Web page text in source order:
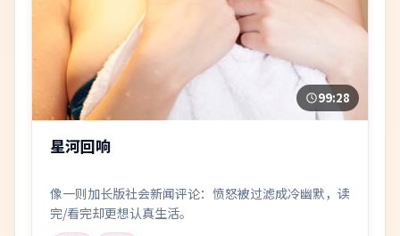
99:28
星河回响
像一则加长版社会新闻评论：愤怒被过滤成冷幽默，读
完/看完却更想认真生活。